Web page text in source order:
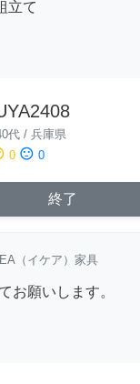
立て
代 / 兵庫県
0 sentiment_dissatisfied 0
終了
（イケア）家具
お願いします。